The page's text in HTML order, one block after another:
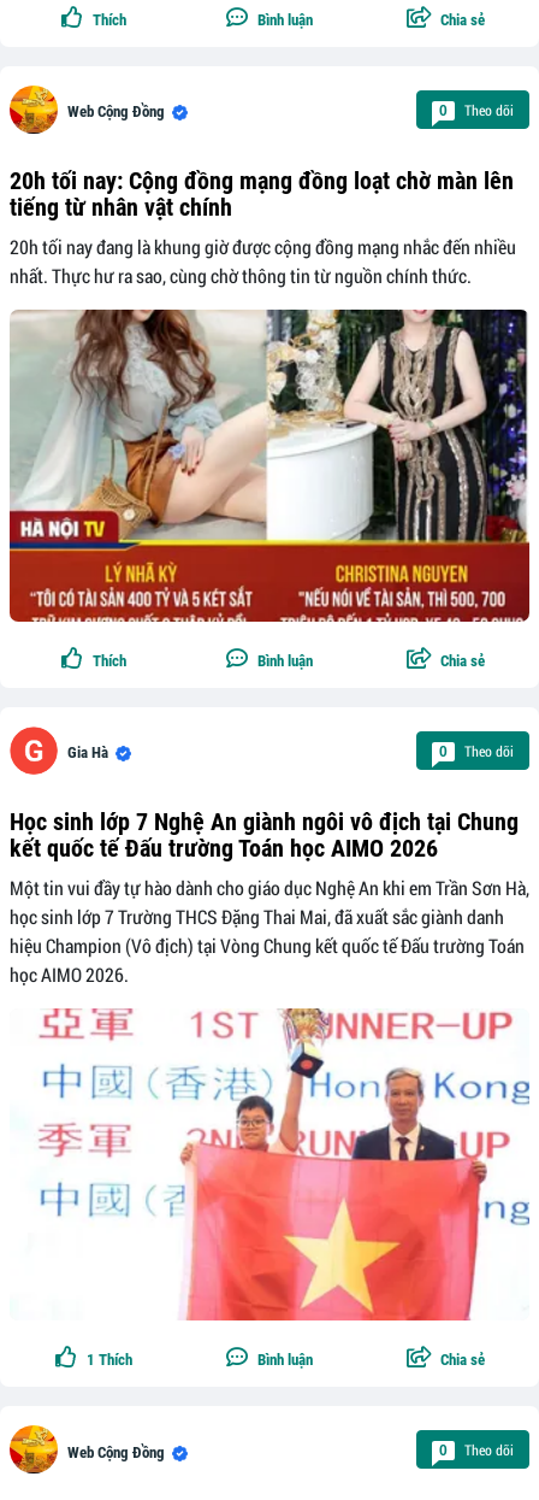
Thích Bình luận Chia sẻ
Web Cộng Đồng 0 Theo dõi
20h tối nay: Cộng đồng mạng đồng loạt chờ màn lên
tiếng từ nhân vật chính
20h tối nay đang là khung giờ được cộng đồng mạng nhắc đến nhiều
nhất. Thực hư ra sao, cùng chờ thông tin từ nguồn chính thức.
Thích Bình luận Chia sẻ
Gia Hà 0 Theo dõi
Học sinh lớp 7 Nghệ An giành ngôi vô địch tại Chung
kết quốc tế Đấu trường Toán học AIMO 2026
Một tin vui đầy tự hào dành cho giáo dục Nghệ An khi em Trần Sơn Hà,
học sinh lớp 7 Trường THCS Đặng Thai Mai, đã xuất sắc giành danh
hiệu Champion (Vô địch) tại Vòng Chung kết quốc tế Đấu trường Toán
học AIMO 2026.
1 Thích Bình luận Chia sẻ
Web Cộng Đồng 0 Theo dõi